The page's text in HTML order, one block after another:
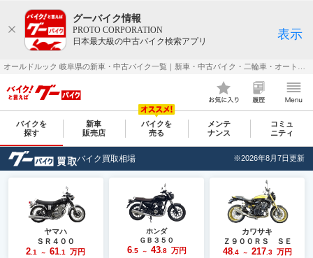
グーバイク情報
PROTO CORPORATION
日本最大級の中古バイク検索アプリ
表示
バイクを
探す
新車
販売店
バイクを
売る
メンテ
ナンス
コミュ
ニティ
バイク買取相場 ※2026年8月7日更新
ヤマハ
ＳＲ４００
2 .1 ～ 61 .1 万円
ホンダ
ＧＢ３５０
6.5 ～ 43.8 万円
カワサキ
Ｚ９００ＲＳ ＳＥ
48.4 ～ 217.3 万円